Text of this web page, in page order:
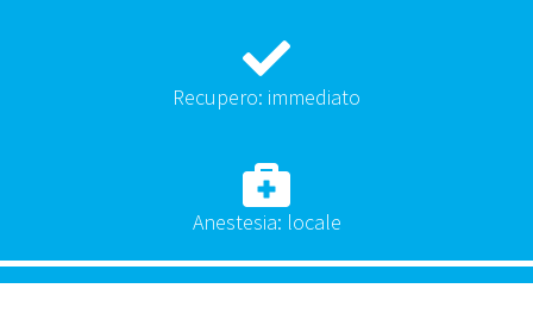
Recupero: immediato
Anestesia: locale